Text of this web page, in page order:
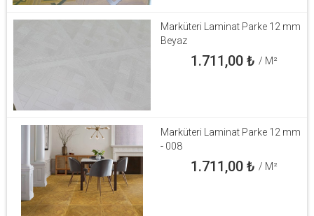
Marküteri Laminat Parke 12 mm
Beyaz
1.711,00₺ / M²
Marküteri Laminat Parke 12 mm
- 008
1.711,00₺ / M²